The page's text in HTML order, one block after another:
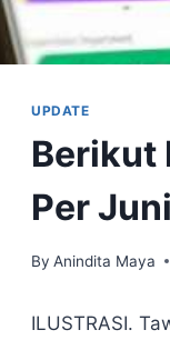
UPDATE
Berikut
Per
By Anindita Maya
ILUSTRASI.